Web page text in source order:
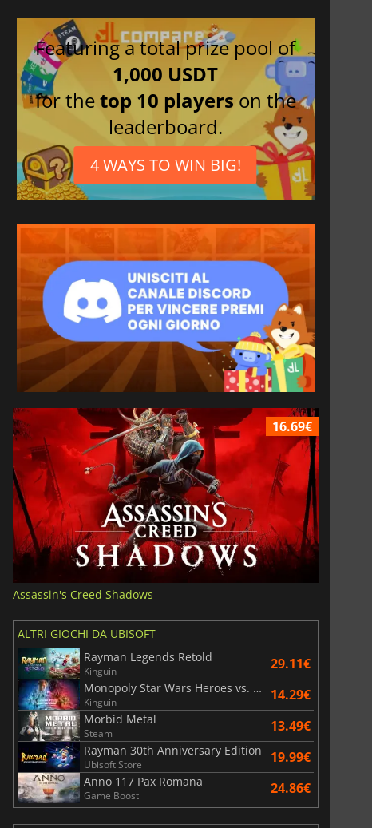
Featuring a total prize pool of
1,000 USDT
for thetop 10 players on the
leaderboard.
4 WAYS TO WIN BIG!
16.69€
Assassin's Creed Shadows
ALTRI GIOCHI DA UBISOFT
Rayman Legends Retold
Kinguin 29.11€
Monopoly Star Wars Heroes vs. Villains
Kinguin 14.29€
Morbid Metal
Steam 13.49€
Rayman 30th Anniversary Edition
Ubisoft Store 19.99€
Anno 117 Pax Romana
Game Boost 24.86€